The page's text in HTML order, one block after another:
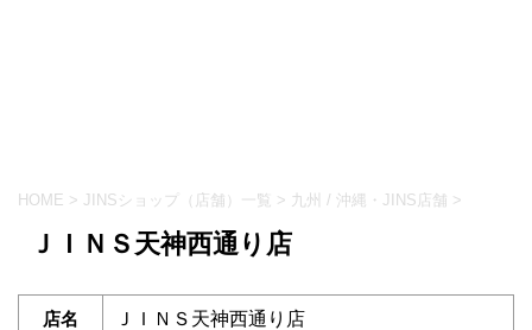
HOME > JINSショップ（店舗）一覧 > 九州 / 沖縄・JINS店舗 >
ＪＩＮＳ天神西通り店
店名 ＪＩＮＳ天神西通り店